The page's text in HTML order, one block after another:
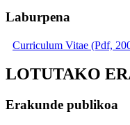
Laburpena
Curriculum Vitae (Pdf,
LOTUTAKO
Erakunde publikoa